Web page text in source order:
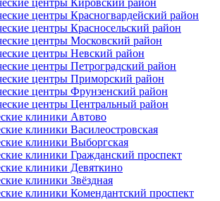
центры Красногвардейский район
центры Красносельский район
центры Московский район
центры Невский район
центры Петроградский район
центры Приморский район
центры Фрунзенский район
центры Центральный район
клиники Автово
клиники Василеостровская
клиники Выборгская
клиники Гражданский проспект
клиники Девяткино
клиники Звёздная
клиники Комендантский проспект